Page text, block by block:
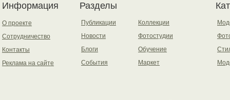
Информация
О проекте
Сотрудничество
Контакты
Реклама на сайте
Разделы
Публикации
Новости
Блоги
События
Коллекции
Фотостудии
Обучение
Маркет